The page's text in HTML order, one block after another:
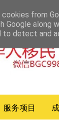
服务项目
from
Google along
detect and